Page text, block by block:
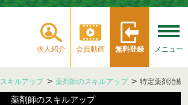
求人紹介 会員動画 無料登録 メニュー
キルアップ 薬剤師のスキルアップ 特定薬剤治療
薬剤師のスキルアップ